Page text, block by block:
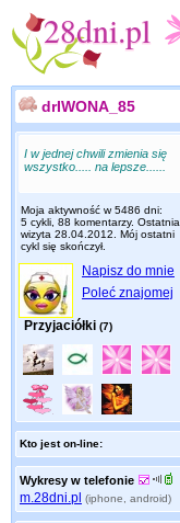
drIWONA_85
I w jednej chwili zmienia się
wszystko..... na lepsze......
Moja aktywność w 5486 dni:
5 cykli, 88 komentarzy. Ostatnia
wizyta 28.04.2012 . Mój ostatni
cykl się skończył.
Napisz do mnie
Poleć znajomej
Przyjaciółki (7)
Kto jest on-line:
Wykresy w telefonie
m.28dni.pl (iphone, android)